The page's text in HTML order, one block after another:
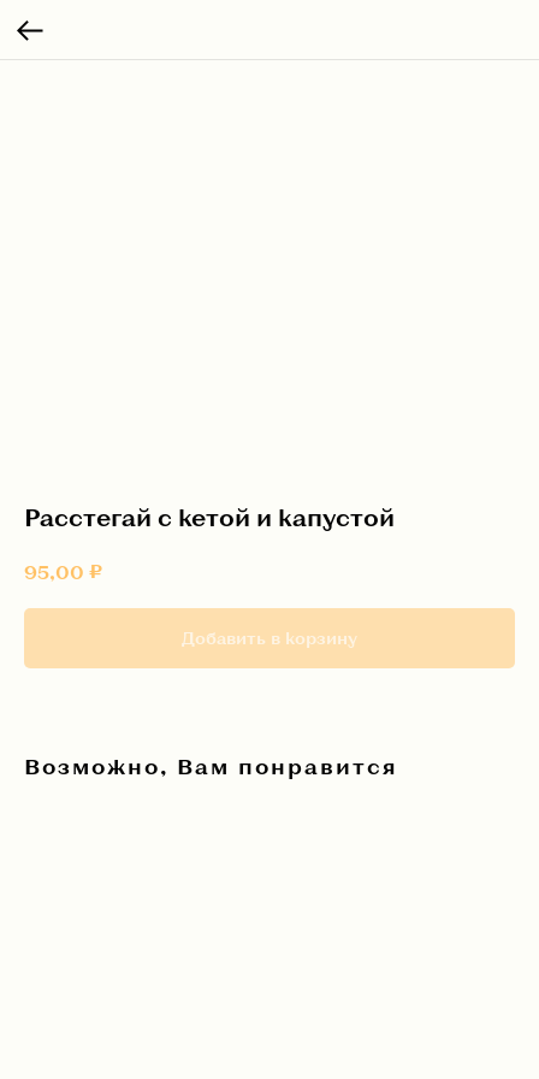
Расстегай с кетой и капустой
95,00 ₽
Добавить в корзину
Возможно, Вам понравится